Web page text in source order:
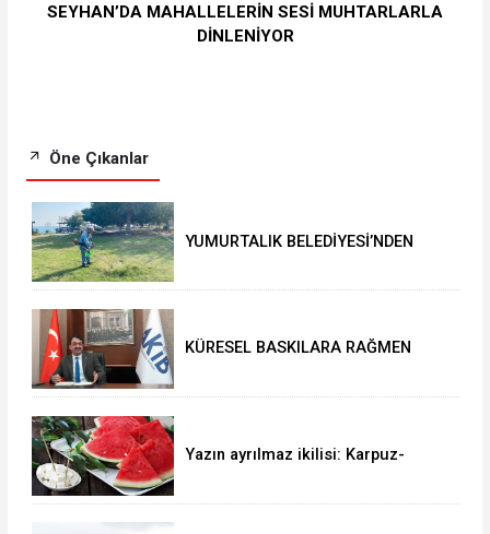
SEYHAN’DA MAHALLELERİN SESİ MUHTARLARLA
DİNLENİYOR
Öne Çıkanlar
YUMURTALIK BELEDİYESİ’NDEN
KÜRESEL BASKILARA RAĞMEN
Yazın ayrılmaz ikilisi: Karpuz-